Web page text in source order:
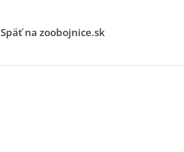
Späť na zoobojnice.sk